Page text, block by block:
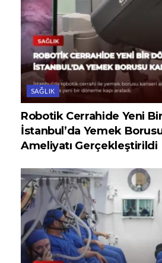
SAĞLIK
Robotik Cerrahide Yeni
İstanbul’da Yemek
Ameliyatı Gerçekleştirildi